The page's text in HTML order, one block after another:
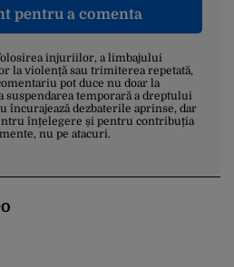
pentru a comenta
injuriilor, a limbajului
la violență sau trimiterea repetată,
pot duce nu doar la
suspendarea temporară a dreptului
încurajează dezbaterile aprinse, dar
înțelegere și pentru contribuția
nu pe atacuri.